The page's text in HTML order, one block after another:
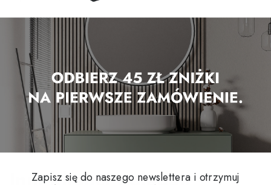
Środkowy wysuw zapewnia dodatkowe miejsce do
przechowywania
Większy komfort dzięki funkcji soft-close
Fronty bez uchwytów zapewniają łatwe czyszczenie
Wstępnie zmontowane - szybki i łatwy montaż
Zapisz się do naszego newslettera i otrzymuj